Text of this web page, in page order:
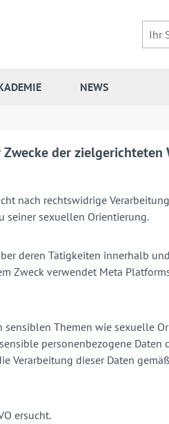
NEWS
der zielgerichteten
nach rechtswidrige
seiner sexuellen Orientierung.
deren Tätigkeiten innerhalb
Zweck verwendet Meta
Themen wie sexuelle
personenbezogene
dieser Daten
ersucht.